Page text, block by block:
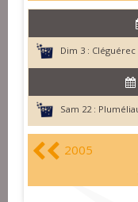
Dim 3 : Cléguérec
Sam 22 :
2005